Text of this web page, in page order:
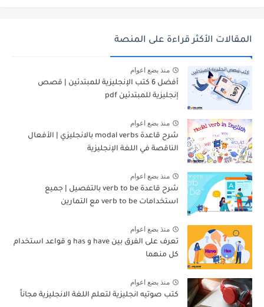
المقالات الأكثر قراءة على المنصة
منذ بضع اعوام
أفضل 6 كتب الإنجليزية للمبتدئين | قصص
إنجليزية للمبتدئين pdf
منذ بضع اعوام
شرح قاعدة modal verbs بالانجليزي | الأفعال
الناقصة في اللغة الإنجليزية
منذ بضع اعوام
شرح قاعدة verb to be بالتفصيل | جميع
استخدامات verb to be مع التمارين
منذ بضع اعوام
تعرف على الفرق بين have و has و قواعد استخدام
كل منهما
منذ بضع اعوام
كتب صوتيه انجليزية لتعلم اللغة الانجليزية مجاناً